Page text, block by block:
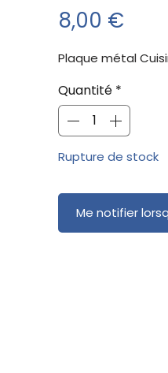
8,00 €
Plaque métal
Quantité *
Rupture de stock
Me notifier